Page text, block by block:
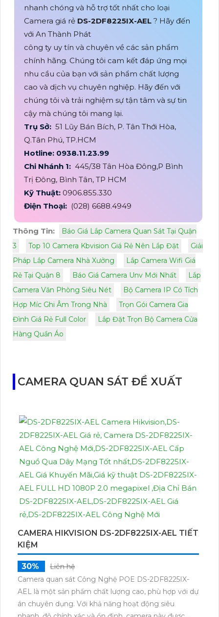
nhanh chóng và hỗ trợ tốt nhất cho loại
Camera giá rẻ DS-2DF8225IX-AEL ? Hãy đến
với An Thành Phát
công ty uy tín và chuyên về các sản phẩm
chính hãng. Chúng tôi cam kết đáp ứng mọi
nhu cầu của bạn với sản phẩm chất lượng
cao và dịch vụ chuyên nghiệp. Hãy đến với
chúng tôi và trải nghiệm sự tận tâm và sự tin
cậy mà chúng tôi mang lại.
Trụ Sở: 51 Lũy Bán Bích, P. Tân Thới Hòa,
Q.Tân Phú, TP.HCM
Hotline: 0938.11.23.99
Chi Nhánh 1: 445/38 Tân Hòa Đông,P Bình
Trị Đông, Bình Tân, TP HCM
Kỹ Thuật: 0906.855.330
Điện Thoại: (028) 6688.4949
Thông Tin:
Báo Giá Lắp Camera Quan Sát Tại Quận
3
Top 10 Camera Kbvision Giá Rẻ Nên Lắp Đặt
Giải
Pháp Lắp Camera Nhà Xưởng
Lắp Camera Wifi Giá
Rẻ Tại Quận 8
Báo Giá Camera Unv Mới Nhất
Lắp
Camera Văn Phòng Siêu Nét
Bộ Camera IP Có Tích
Hợp Míc Ghi Âm Trong Nhà
Trọn Gói Camera Gia
Đình Giá Rẻ Full Color
Lắp Đặt Trọn Bộ Camera Cửa
Hàng Quần Áo
CAMERA QUAN SÁT ĐỀ XUẤT
CAMERA HIKVISION DS-2DF8225IX-AEL TIẾT
KIỆM
30%
Liên hệ
Camera quan sát Công Nghệ POE DS-2DF8225IX-
AEL là một sản phẩm chất lượng cao, phù hợp với dự
án chuyên dụng. Với khả năng hoạt động siêu